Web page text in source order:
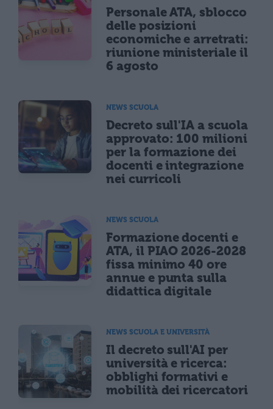
Personale ATA, sblocco
delle posizioni
economiche e arretrati:
riunione ministeriale il
6 agosto
NEWS SCUOLA
Decreto sull'IA a scuola
approvato: 100 milioni
per la formazione dei
docenti e integrazione
nei curricoli
NEWS SCUOLA
Formazione docenti e
ATA, il PIAO 2026-2028
fissa minimo 40 ore
annue e punta sulla
didattica digitale
NEWS SCUOLA E UNIVERSITÀ
Il decreto sull'AI per
università e ricerca:
obblighi formativi e
mobilità dei ricercatori